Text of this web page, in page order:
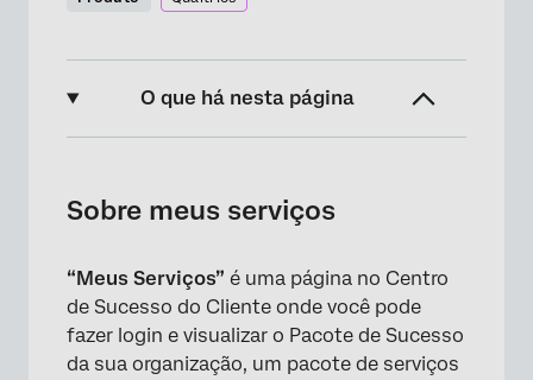
O que há nesta página
Acesso aos meus serviços
Como entrar em contato com o Gerente
técnico de sucesso
Verificações de sucesso
Sobre meus serviços
“Meus Serviços” é uma página no Centro
de Sucesso do Cliente onde você pode
fazer login e visualizar o Pacote de Sucesso
da sua organização, um pacote de serviços